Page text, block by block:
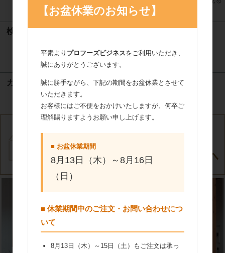
検索
検索
カート
カートは空です
【お盆休業のお知らせ】
平素より プロフーズビジネスをご利用いただき、
誠にありがとうございます。
誠に勝手ながら、下記の期間をお盆休業とさせて
いただきます。
お客様にはご不便をおかけいたしますが、何卒ご
理解賜りますようお願い申し上げます。
■ お盆休業期間
8月13日（木）～8月16日
（日）
■ 休業期間中のご注文・お問い合わせにつ
いて
8月13日（木）～15日（土）もご注文は承っ